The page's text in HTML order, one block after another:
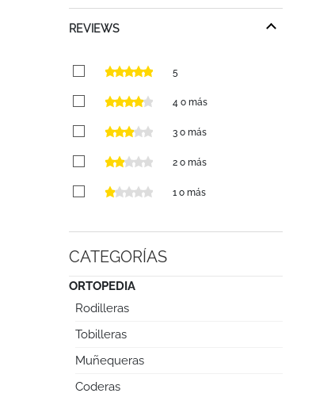
REVIEWS
5
4 o más
3 o más
2 o más
1 o más
CATEGORÍAS
ORTOPEDIA
Rodilleras
Tobilleras
Muñequeras
Coderas